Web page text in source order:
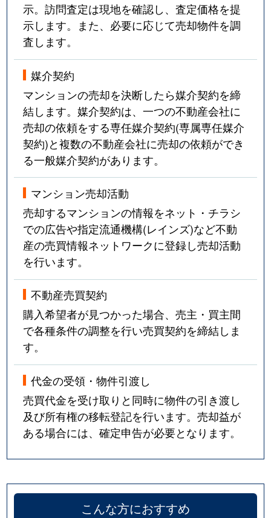
示。訪問査定は現地を確認し、査定価格を提
示します。また、必要に応じて売却物件を調
査します。
媒介契約
マンションの売却を決断したら媒介契約を締
結します。媒介契約は、一つの不動産会社に
売却の依頼をする専任媒介契約(専属専任媒介
契約)と複数の不動産会社に売却の依頼ができ
る一般媒介契約があります。
マンション売却活動
売却するマンションの情報をネット・チラシ
での広告や指定流通機構(レインズ)など不動
産の売買情報ネットワークに登録し売却活動
を行います。
不動産売買契約
購入希望者が見つかった場合、売主・買主間
で各種条件の調整を行い売買契約を締結しま
す。
代金の受領・物件引渡し
売買代金を受け取りと同時に物件の引き渡し
及び所有権の移転登記を行います。売却益が
ある場合には、確定申告が必要となります。
こんな方におすすめ